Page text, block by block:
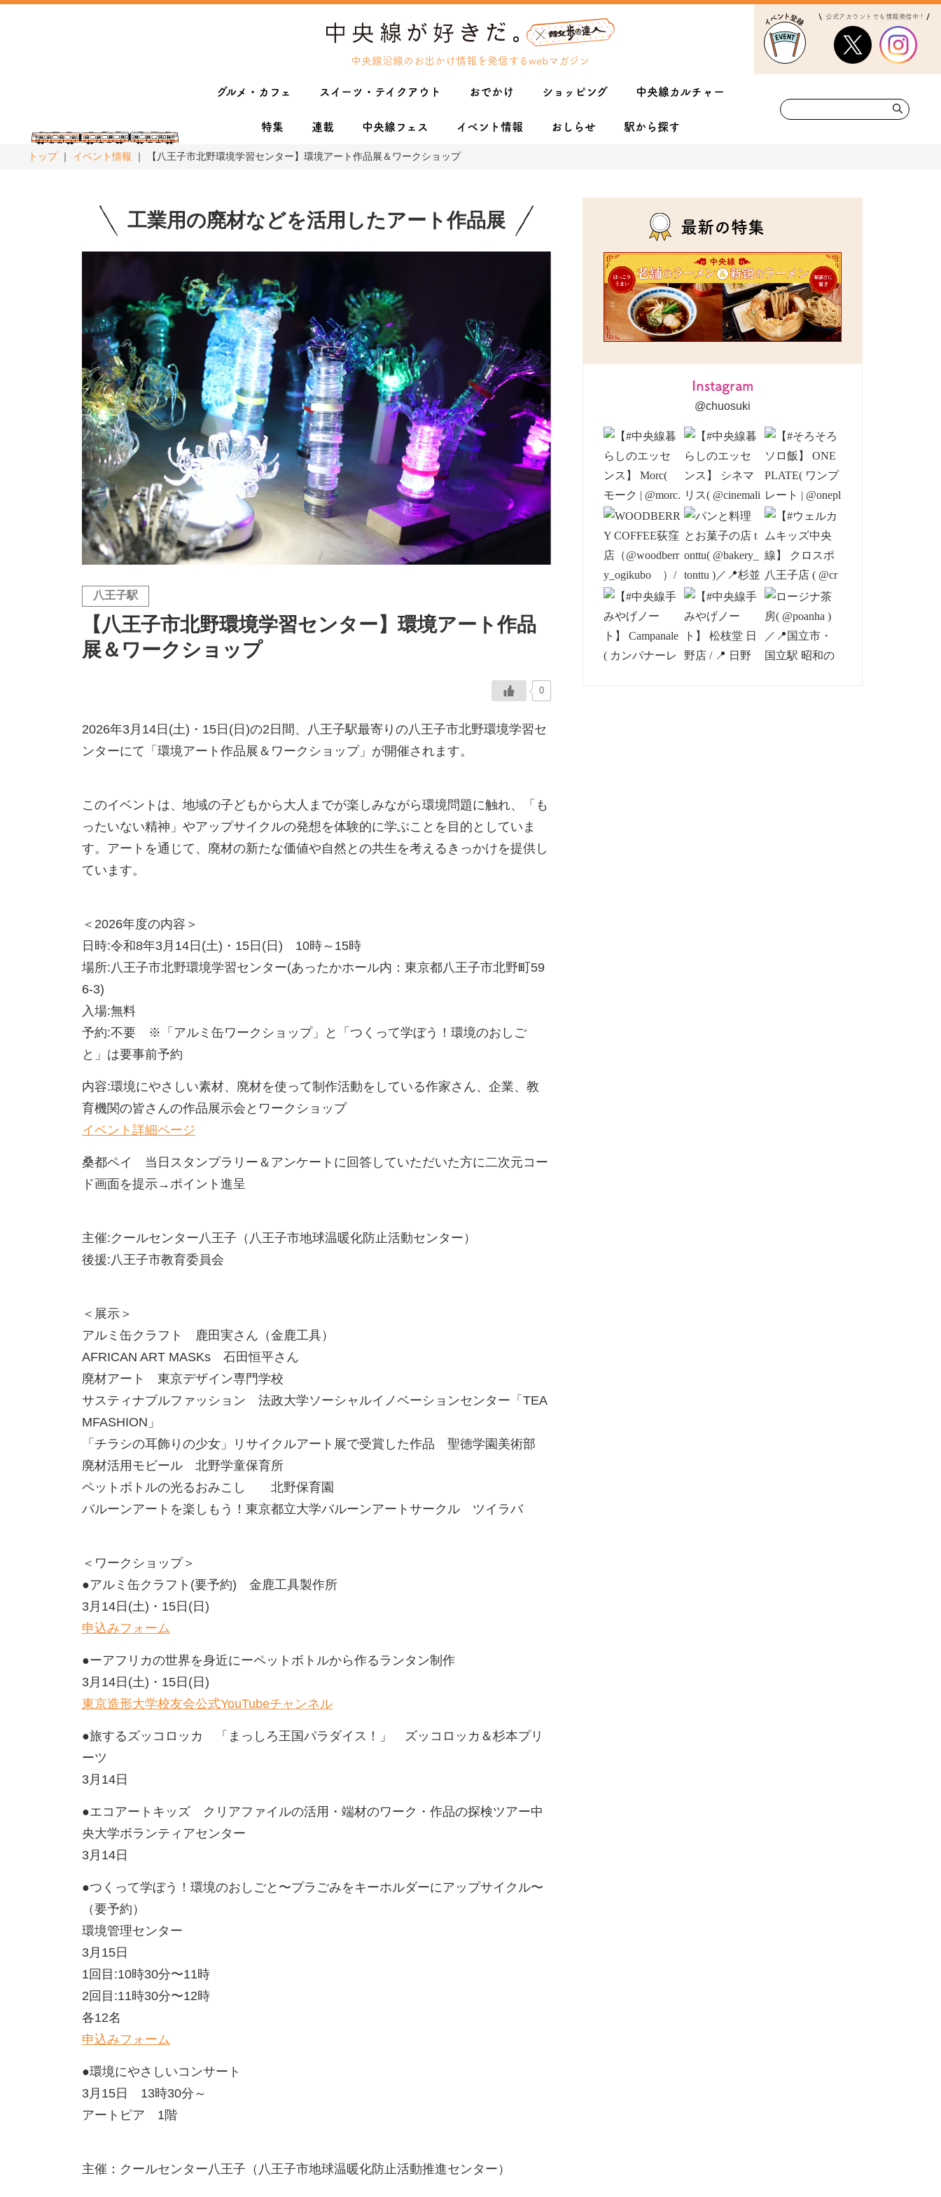
中央線沿線のお出かけ情報を発信するwebマガジン
公式アカウントでも情報発信中！
グルメ・カフェ スイーツ・テイクアウト おでかけ ショッピング 中央線カルチャー
特集 連載 中央線フェス イベント情報 おしらせ 駅から探す
トップ イベント情報 【八王子市北野環境学習センター】環境アート作品展＆ワークショップ
工業用の廃材などを活用したアート作品展
八王子駅
【八王子市北野環境学習センター】環境アート作品
展＆ワークショップ
0
2026年3月14日(土)・15日(日)の2日間、八王子駅最寄りの八王子市北野環境学習セ
ンターにて「環境アート作品展＆ワークショップ」が開催されます。
このイベントは、地域の子どもから大人までが楽しみながら環境問題に触れ、「も
ったいない精神」やアップサイクルの発想を体験的に学ぶことを目的としていま
す。アートを通じて、廃材の新たな価値や自然との共生を考えるきっかけを提供し
ています。
＜2026年度の内容＞
日時:令和8年3月14日(土)・15日(日) 10時～15時
場所:八王子市北野環境学習センター(あったかホール内：東京都八王子市北野町59
6-3)
入場:無料
予約:不要 ※「アルミ缶ワークショップ」と「つくって学ぼう！環境のおしご
と」は要事前予約
内容:環境にやさしい素材、廃材を使って制作活動をしている作家さん、企業、教
育機関の皆さんの作品展示会とワークショップ
イベント詳細ページ
桑都ペイ 当日スタンプラリー＆アンケートに回答していただいた方に二次元コー
ド画面を提示→ポイント進呈
主催:クールセンター八王子（八王子市地球温暖化防止活動センター）
後援:八王子市教育委員会
＜展示＞
アルミ缶クラフト 鹿田実さん（金鹿工具）
AFRICAN ART MASKs 石田恒平さん
廃材アート 東京デザイン専門学校
サスティナブルファッション 法政大学ソーシャルイノベーションセンター「TEA
MFASHION」
「チラシの耳飾りの少女」リサイクルアート展で受賞した作品 聖徳学園美術部
廃材活用モビール 北野学童保育所
ペットボトルの光るおみこし 北野保育園
バルーンアートを楽しもう！東京都立大学バルーンアートサークル ツイラバ
＜ワークショップ＞
●アルミ缶クラフト(要予約) 金鹿工具製作所
3月14日(土)・15日(日)
申込みフォーム
●ーアフリカの世界を身近にーペットボトルから作るランタン制作
3月14日(土)・15日(日)
東京造形大学校友会公式YouTubeチャンネル
●旅するズッコロッカ 「まっしろ王国パラダイス！」 ズッコロッカ＆杉本プリ
ーツ
3月14日
●エコアートキッズ クリアファイルの活用・端材のワーク・作品の探検ツアー中
央大学ボランティアセンター
3月14日
●つくって学ぼう！環境のおしごと〜プラごみをキーホルダーにアップサイクル〜
（要予約）
環境管理センター
3月15日
1回目:10時30分〜11時
2回目:11時30分〜12時
各12名
申込みフォーム
●環境にやさしいコンサート
3月15日 13時30分～
アートピア 1階
主催：クールセンター八王子（八王子市地球温暖化防止活動推進センター）
最新の特集
Instagram
@chuosuki